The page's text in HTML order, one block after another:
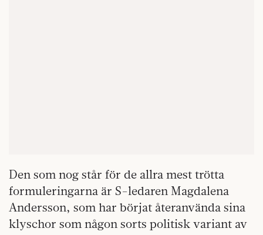
Den som nog står för de allra mest trötta
formuleringarna är S-ledaren Magdalena
Andersson, som har börjat återanvända sina
klyschor som någon sorts politisk variant av